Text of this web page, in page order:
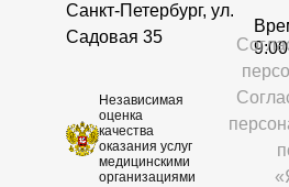
Санкт-Петербург, ул.
Садовая 35
Независимая
оценка
качества
оказания услуг
медицинскими
организациями